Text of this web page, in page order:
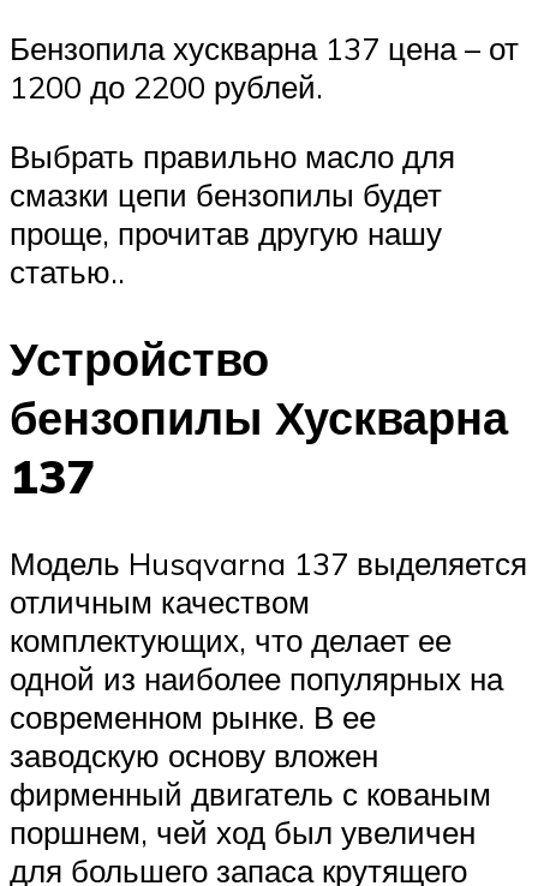
Бензопила хускварна 137 цена – от
1200 до 2200 рублей.
Выбрать правильно масло для
смазки цепи бензопилы будет
проще, прочитав другую нашу
статью..
Устройство
бензопилы Хускварна
137
Модель Husqvarna 137 выделяется
отличным качеством
комплектующих, что делает ее
одной из наиболее популярных на
современном рынке. В ее
заводскую основу вложен
фирменный двигатель с кованым
поршнем, чей ход был увеличен
для большего запаса крутящего